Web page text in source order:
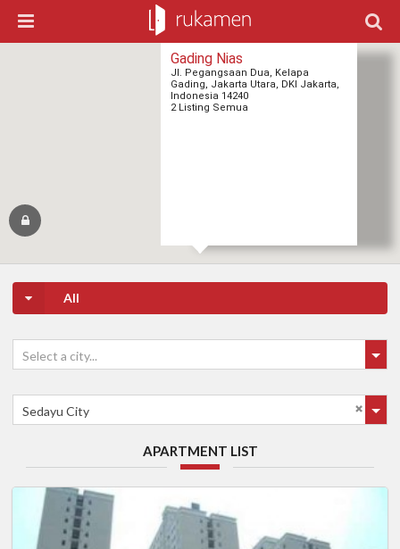
Gading Nias
Jl. Pegangsaan Dua, Kelapa
Gading, Jakarta Utara, DKI Jakarta,
Indonesia 14240
2 Listing Semua
All
Select a city...
Sedayu City
APARTMENT LIST